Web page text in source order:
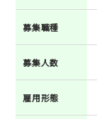
募集職種
募集人数
雇用形態